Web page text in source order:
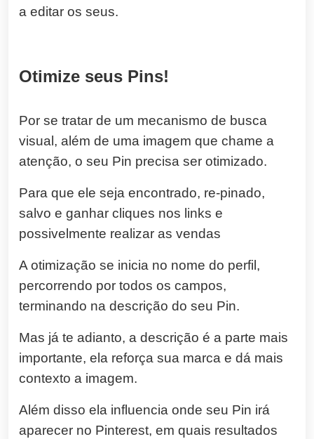
a editar os seus.
Otimize seus Pins!
Por se tratar de um mecanismo de busca
visual, além de uma imagem que chame a
atenção, o seu Pin precisa ser otimizado.
Para que ele seja encontrado, re-pinado,
salvo e ganhar cliques nos links e
possivelmente realizar as vendas
A otimização se inicia no nome do perfil,
percorrendo por todos os campos,
terminando na descrição do seu Pin.
Mas já te adianto, a descrição é a parte mais
importante, ela reforça sua marca e dá mais
contexto a imagem.
Além disso ela influencia onde seu Pin irá
aparecer no Pinterest, em quais resultados